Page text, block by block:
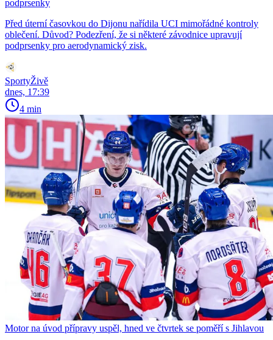
podprsenky
Před úterní časovkou do Dijonu nařídila UCI mimořádné kontroly
oblečení. Důvod? Podezření, že si některé závodnice upravují
podprsenky pro aerodynamický zisk.
SportyŽivě
dnes, 17:39
4 min
Motor na úvod přípravy uspěl, hned ve čtvrtek se poměří s Jihlavou